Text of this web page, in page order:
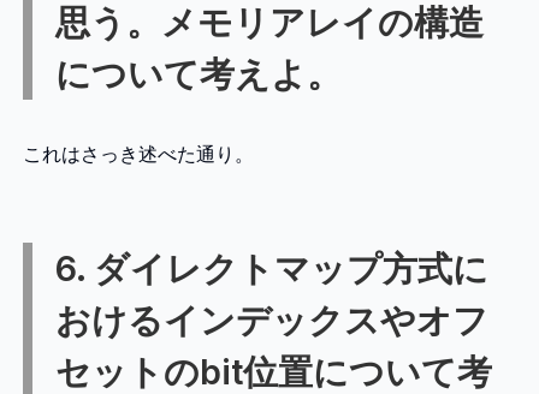
思う。メモリアレイの構造
について考えよ。
これはさっき述べた通り。
6. ダイレクトマップ方式に
おけるインデックスやオフ
セットのbit位置について考